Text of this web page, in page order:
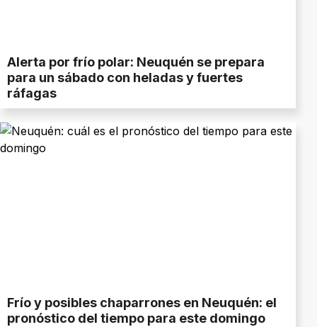
Alerta por frío polar: Neuquén se prepara
para un sábado con heladas y fuertes
ráfagas
Frío y posibles chaparrones en Neuquén: el
pronóstico del tiempo para este domingo